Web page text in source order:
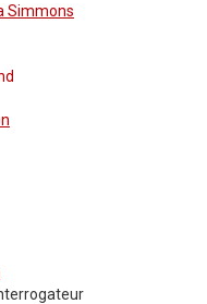
Simmons